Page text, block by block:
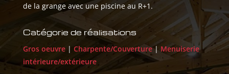
de la grange avec une piscine au R+1.
Catégorie de réalisations
Gros oeuvre| Charpente/Couverture| Menuiserie
intérieure/extérieure